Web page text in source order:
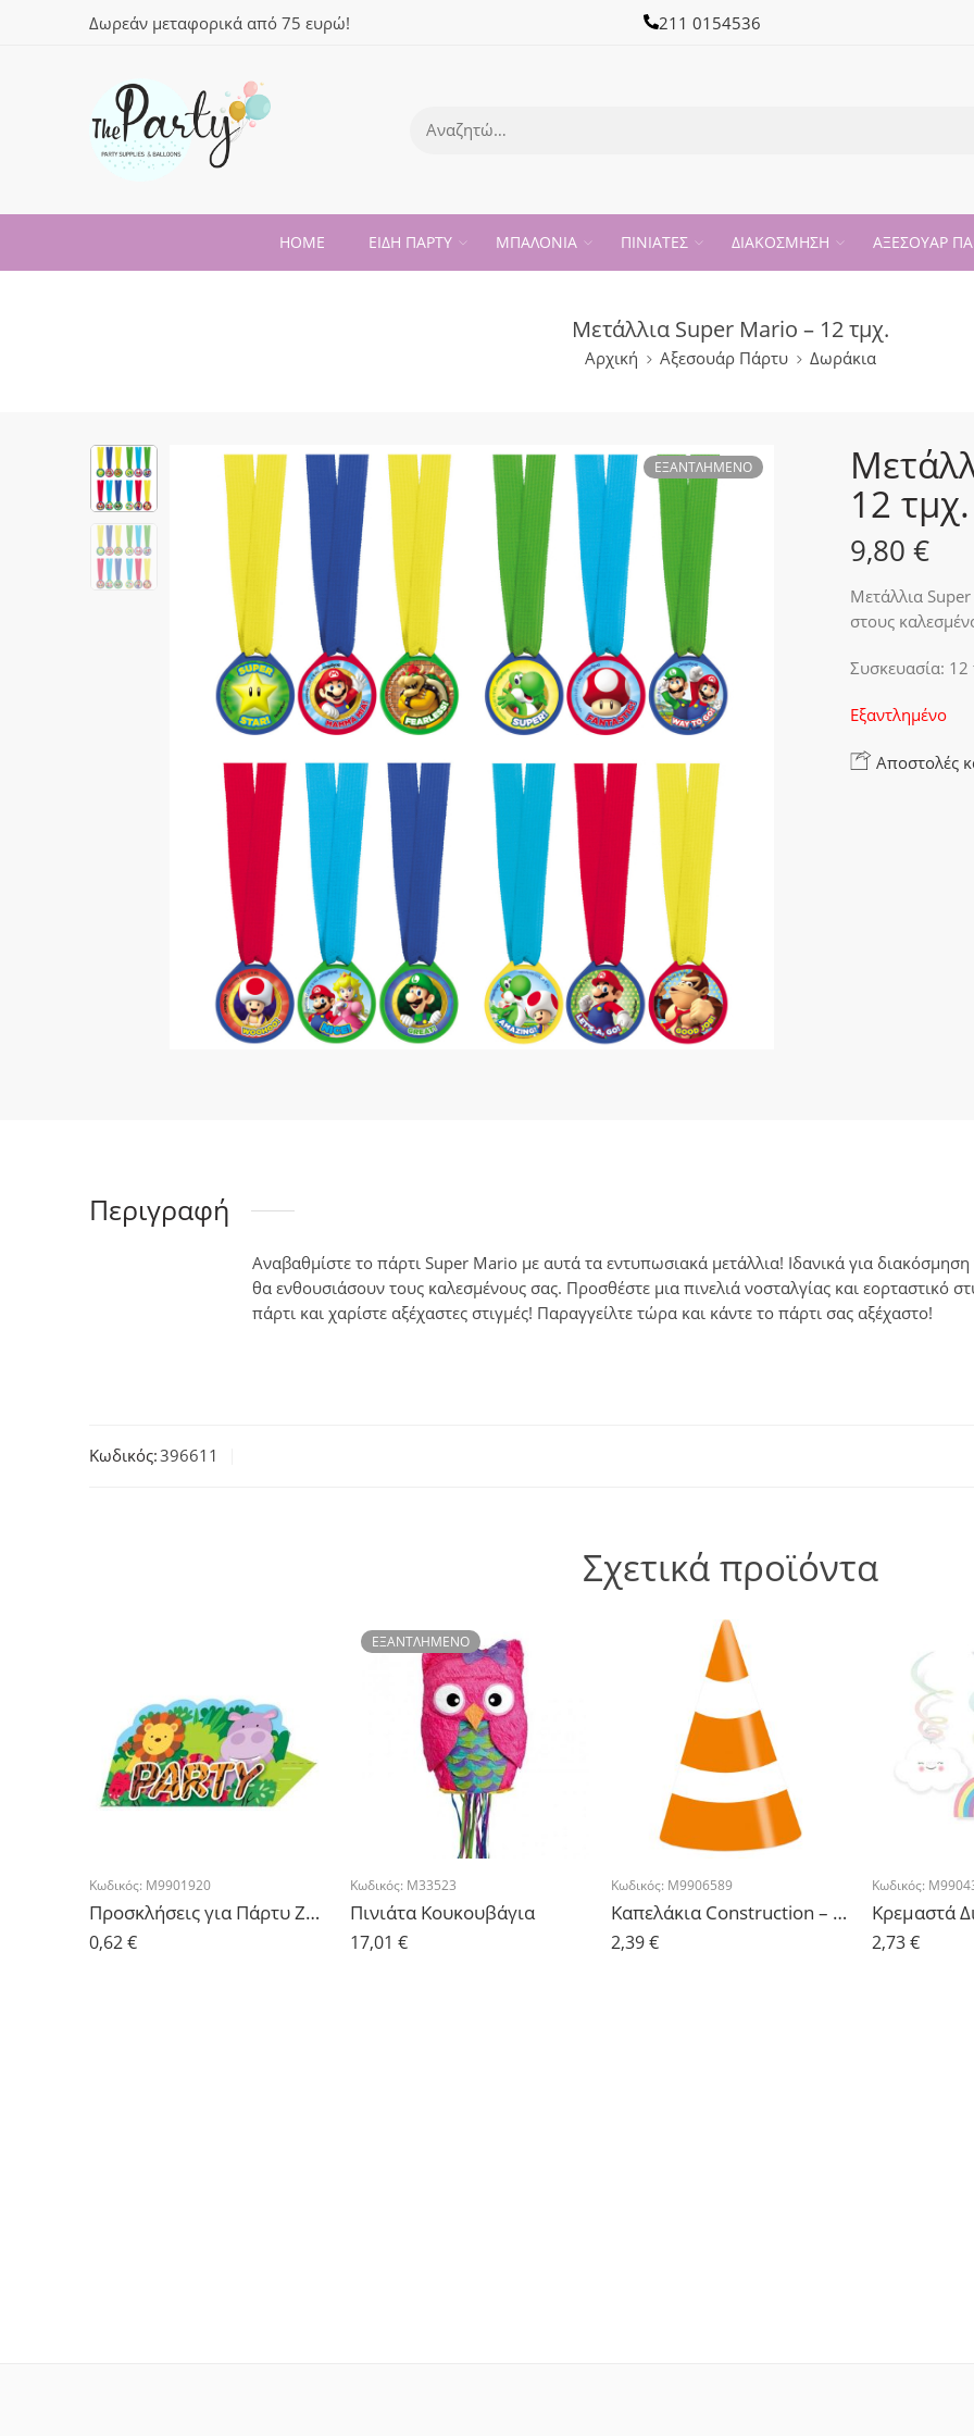
Δωρεάν μεταφορικά από 75 ευρώ! 211 0154536
HOME ΕΙΔΗ ΠΑΡΤΥ ΜΠΑΛΟΝΙΑ ΠΙΝΙΑΤΕΣ ΔΙΑΚΟΣΜΗΣΗ ΑΞΕΣΟΥΑΡ
Μετάλλια Super Mario – 12 τμχ.
Αρχική Αξεσουάρ Πάρτυ Δωράκια
ΕΞΑΝΤΛΗΜΈΝΟ
12 τμχ.
9,80 €
Μετάλλια
στους
Συσκευασία: 12
Εξαντλημένο
Αποστολές
Περιγραφή
Αναβαθμίστε το πάρτι Super Mario με αυτά τα εντυπωσιακά μετάλλια! Ιδανικά για
θα ενθουσιάσουν τους καλεσμένους σας. Προσθέστε μια πινελιά νοσταλγίας και εορταστικό
πάρτι και χαρίστε αξέχαστες στιγμές! Παραγγείλτε τώρα και κάντε το πάρτι σας αξέχαστο!
Κωδικός:396611
Σχετικά προϊόντα
Κωδικός: M9901920
Προσκλήσεις για Πάρτυ Ζωάκια της Ζούγκλας – 8τμχ.
0,62€
ΕΞΑΝΤΛΗΜΈΝΟ
Κωδικός: M33523
Πινιάτα Κουκουβάγια
17,01 €
Κωδικός: M9906589
Καπελάκια Construction – 8τμχ.
2,39€
Κωδικός:
2,73€